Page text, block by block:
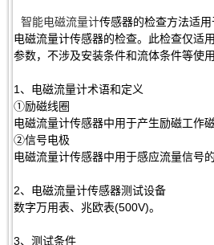
智能电磁流量计传感器的检查方法适
电磁流量计传感器的检查。此检查仅适
参数，不涉及安装条件和流体条件等使用
1、电磁流量计术语和定义
①励磁线圈
电磁流量计传感器中用于产生励磁工作磁
②信号电极
电磁流量计传感器中用于感应流量信号的
2、电磁流量计传感器测试设备
数字万用表、兆欧表(500V)。
3、测试条件